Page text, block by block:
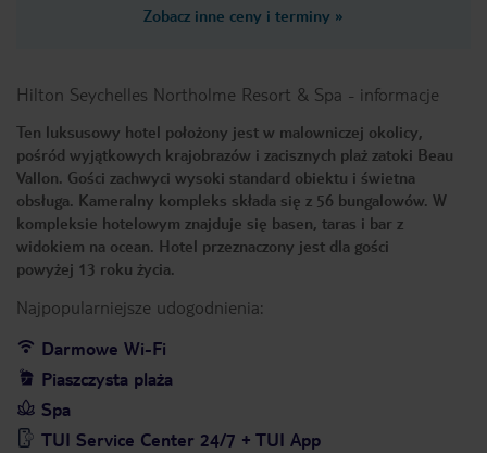
Zobacz inne ceny i terminy »
Hilton Seychelles Northolme Resort & Spa - informacje
Ten luksusowy hotel położony jest w malowniczej okolicy,
pośród wyjątkowych krajobrazów i zacisznych plaż zatoki Beau
Vallon. Gości zachwyci wysoki standard obiektu i świetna
obsługa. Kameralny kompleks składa się z 56 bungalowów. W
kompleksie hotelowym znajduje się basen, taras i bar z
widokiem na ocean. Hotel przeznaczony jest dla gości
powyżej 13 roku życia.
Najpopularniejsze udogodnienia:
Darmowe Wi-Fi
Piaszczysta plaża
Spa
TUI Service Center 24/7 + TUI App